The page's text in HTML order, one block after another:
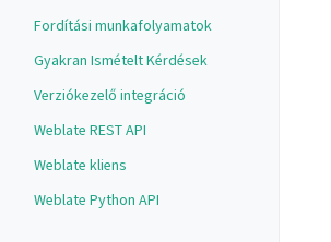
Fordítási munkafolyamatok
Gyakran Ismételt Kérdések
Verziókezelő integráció
Weblate REST API
Weblate kliens
Weblate Python API